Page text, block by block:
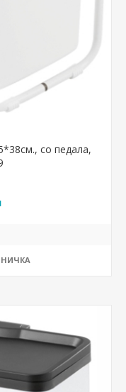
со педала,